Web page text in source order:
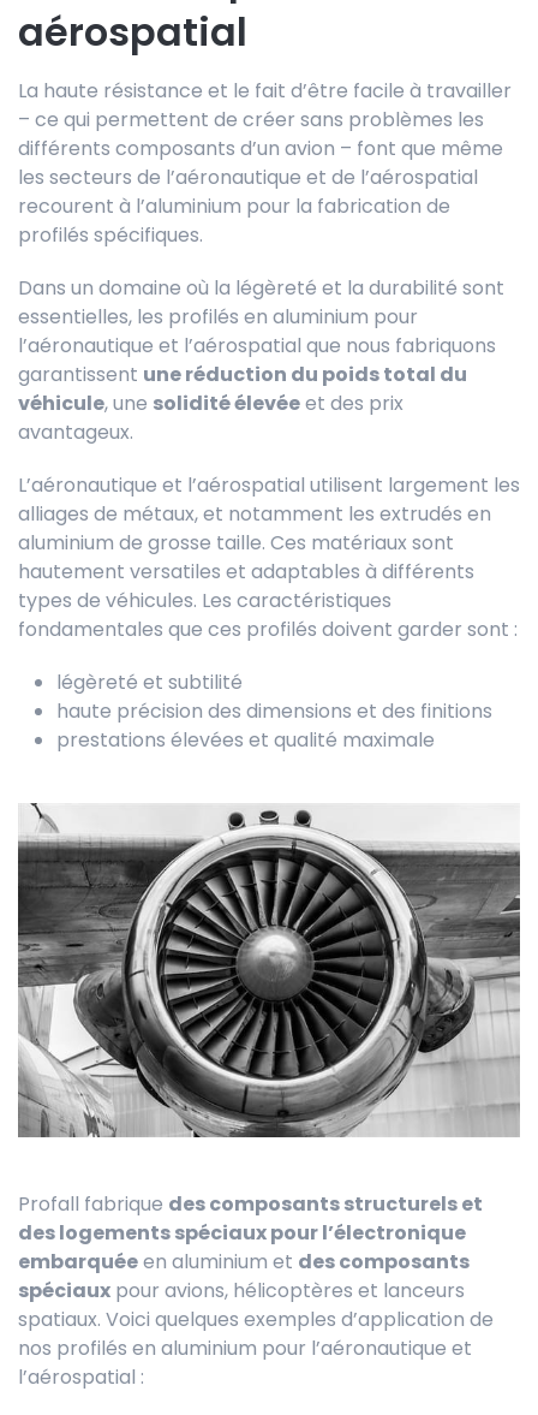
aérospatial
La haute résistance et le fait d’être facile à travailler
– ce qui permettent de créer sans problèmes les
différents composants d’un avion – font que même
les secteurs de l’aéronautique et de l’aérospatial
recourent à l’aluminium pour la fabrication de
profilés spécifiques.
Dans un domaine où la légèreté et la durabilité sont
essentielles, les profilés en aluminium pour
l’aéronautique et l’aérospatial que nous fabriquons
garantissent une réduction du poids total du
véhicule, une solidité élevéeet des prix
avantageux.
L’aéronautique et l’aérospatial utilisent largement les
alliages de métaux, et notamment les extrudés en
aluminium de grosse taille. Ces matériaux sont
hautement versatiles et adaptables à différents
types de véhicules. Les caractéristiques
fondamentales que ces profilés doivent garder sont :
légèreté et subtilité
haute précision des dimensions et des finitions
prestations élevées et qualité maximale
Profall fabrique descomposants structurels et
des logements spéciaux pour l’électronique
embarquéeen aluminium et des composants
spéciaux pour avions, hélicoptères et lanceurs
spatiaux. Voici quelques exemples d’application de
nos profilés en aluminium pour l’aéronautique et
l’aérospatial :